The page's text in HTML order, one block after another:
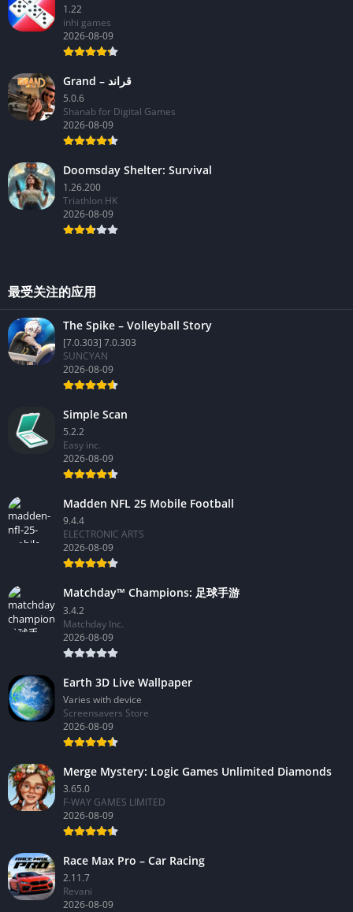
1.22
inhi games
2026-08-09
Grand – قراند
5.0.6
Shanab for Digital Games
2026-08-09
Doomsday Shelter: Survival
1.26.200
Triathlon HK
2026-08-09
最受关注的应用
The Spike – Volleyball Story
[7.0.303] 7.0.303
SUNCYAN
2026-08-09
Simple Scan
5.2.2
Easy inc.
2026-08-09
Madden NFL 25 Mobile Football
9.4.4
ELECTRONIC ARTS
2026-08-09
Matchday™ Champions: 足球手游
3.4.2
Matchday Inc.
2026-08-09
Earth 3D Live Wallpaper
Varies with device
Screensavers Store
2026-08-09
Merge Mystery: Logic Games Unlimited Diamonds
3.65.0
F-WAY GAMES LIMITED
2026-08-09
Race Max Pro – Car Racing
2.11.7
Revani
2026-08-09